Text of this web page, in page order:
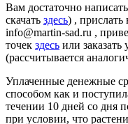
Вам достаточно
скачать здесь) , прислать
info@martin-sad.ru ,
точек здесь или заказать
(рассчитывается
Уплаченные денежные
способом как и
течении 10 дней со дня
при условии, что